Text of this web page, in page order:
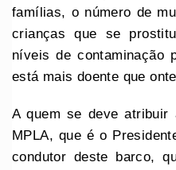
famílias, o número de
crianças que se
níveis de contaminação
está mais doente que
A quem se deve atribuir
MPLA, que é o
condutor deste barco,